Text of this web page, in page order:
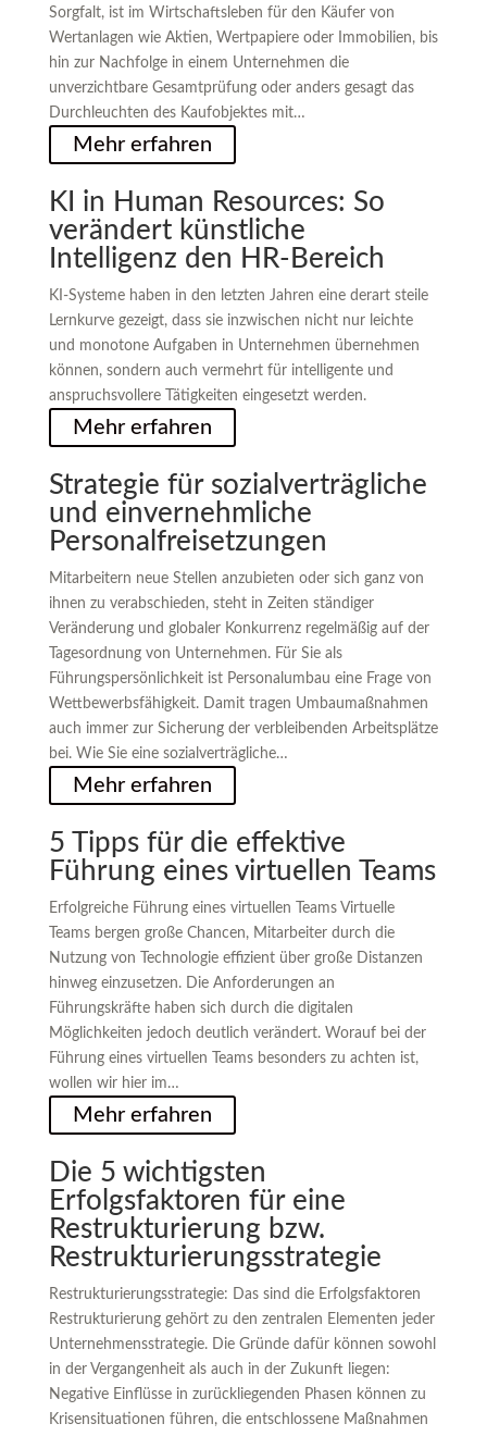
Sorgfalt, ist im Wirtschaftsleben für den Käufer von
Wertanlagen wie Aktien, Wertpapiere oder Immobilien, bis
hin zur Nachfolge in einem Unternehmen die
unverzichtbare Gesamtprüfung oder anders gesagt das
Durchleuchten des Kaufobjektes mit…
Mehr erfahren
KI in Human Resources: So
verändert künstliche
Intelligenz den HR-Bereich
KI-Systeme haben in den letzten Jahren eine derart steile
Lernkurve gezeigt, dass sie inzwischen nicht nur leichte
und monotone Aufgaben in Unternehmen übernehmen
können, sondern auch vermehrt für intelligente und
anspruchsvollere Tätigkeiten eingesetzt werden.
Mehr erfahren
Strategie für sozialverträgliche
und einvernehmliche
Personalfreisetzungen
Mitarbeitern neue Stellen anzubieten oder sich ganz von
ihnen zu verabschieden, steht in Zeiten ständiger
Veränderung und globaler Konkurrenz regelmäßig auf der
Tagesordnung von Unternehmen. Für Sie als
Führungspersönlichkeit ist Personalumbau eine Frage von
Wettbewerbsfähigkeit. Damit tragen Umbaumaßnahmen
auch immer zur Sicherung der verbleibenden Arbeitsplätze
bei. Wie Sie eine sozialverträgliche…
Mehr erfahren
5 Tipps für die effektive
Führung eines virtuellen Teams
Erfolgreiche Führung eines virtuellen Teams Virtuelle
Teams bergen große Chancen, Mitarbeiter durch die
Nutzung von Technologie effizient über große Distanzen
hinweg einzusetzen. Die Anforderungen an
Führungskräfte haben sich durch die digitalen
Möglichkeiten jedoch deutlich verändert. Worauf bei der
Führung eines virtuellen Teams besonders zu achten ist,
wollen wir hier im…
Mehr erfahren
Die 5 wichtigsten
Erfolgsfaktoren für eine
Restrukturierung bzw.
Restrukturierungsstrategie
Restrukturierungsstrategie: Das sind die Erfolgsfaktoren
Restrukturierung gehört zu den zentralen Elementen jeder
Unternehmensstrategie. Die Gründe dafür können sowohl
in der Vergangenheit als auch in der Zukunft liegen:
Negative Einflüsse in zurückliegenden Phasen können zu
Krisensituationen führen, die entschlossene Maßnahmen